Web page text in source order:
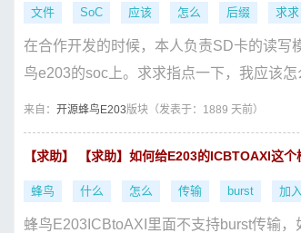
文件 SoC 应该 怎么 后缀 求求
在合作开发的时候，本人负责SD卡的读写
鸟e203的soc上。求求指点一下，我应该
来自： 开源蜂鸟E203版块（发表于：1889 天前）
【求助】 【求助】如何给E203的ICBTOAXI这
蜂鸟 什么 怎么 传输 burst 加入
蜂鸟E203ICBtoAXI里面不支持burst传输